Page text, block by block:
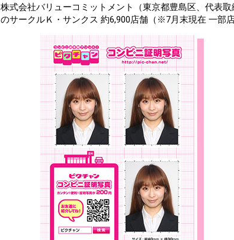
株式会社バリューコミットメント（東京都豊島区、代表
のサークルＫ・サンクス 約6,900店舗（※7月末現在 一部